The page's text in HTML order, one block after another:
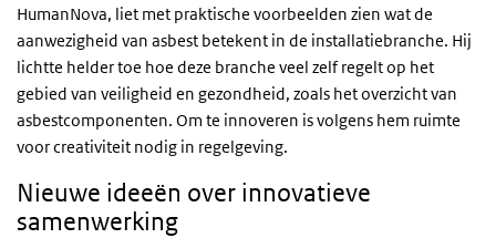
HumanNova, liet met praktische voorbeelden zien wat de
aanwezigheid van asbest betekent in de installatiebranche. Hij
lichtte helder toe hoe deze branche veel zelf regelt op het
gebied van veiligheid en gezondheid, zoals het overzicht van
asbestcomponenten. Om te innoveren is volgens hem ruimte
voor creativiteit nodig in regelgeving.
Nieuwe ideeën over innovatieve
samenwerking